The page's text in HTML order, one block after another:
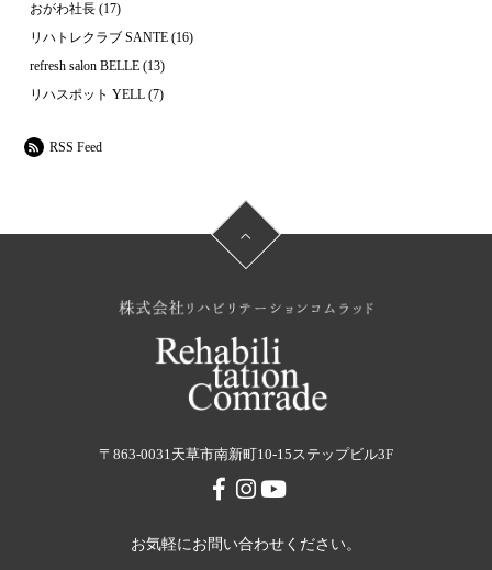
おがわ社長(17)
リハトレクラブ SANTE(16)
refresh salon BELLE(13)
リハスポット YELL(7)
RSS Feed
〒863-0031 天草市南新町10-15ステップビル3F
お気軽にお問い合わせください。